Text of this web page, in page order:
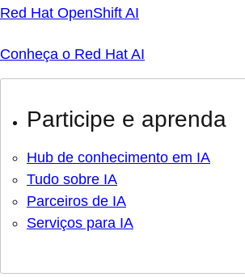
Red Hat OpenShift AI
Conheça o Red Hat AI
Participe e aprenda
Hub de conhecimento em IA
Tudo sobre IA
Parceiros de IA
Serviços para IA